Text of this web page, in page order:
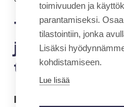
Tehy:
jen on
tarpeisiin
toimivuuden ja
parantamiseksi.
tilastointiin, jonka
Lisäksi
kohdistamiseen.
Lue lisää